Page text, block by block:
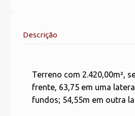
Descrição
Terreno com 2.420,00m²,
frente, 63,75 em uma
fundos; 54,55m em outra